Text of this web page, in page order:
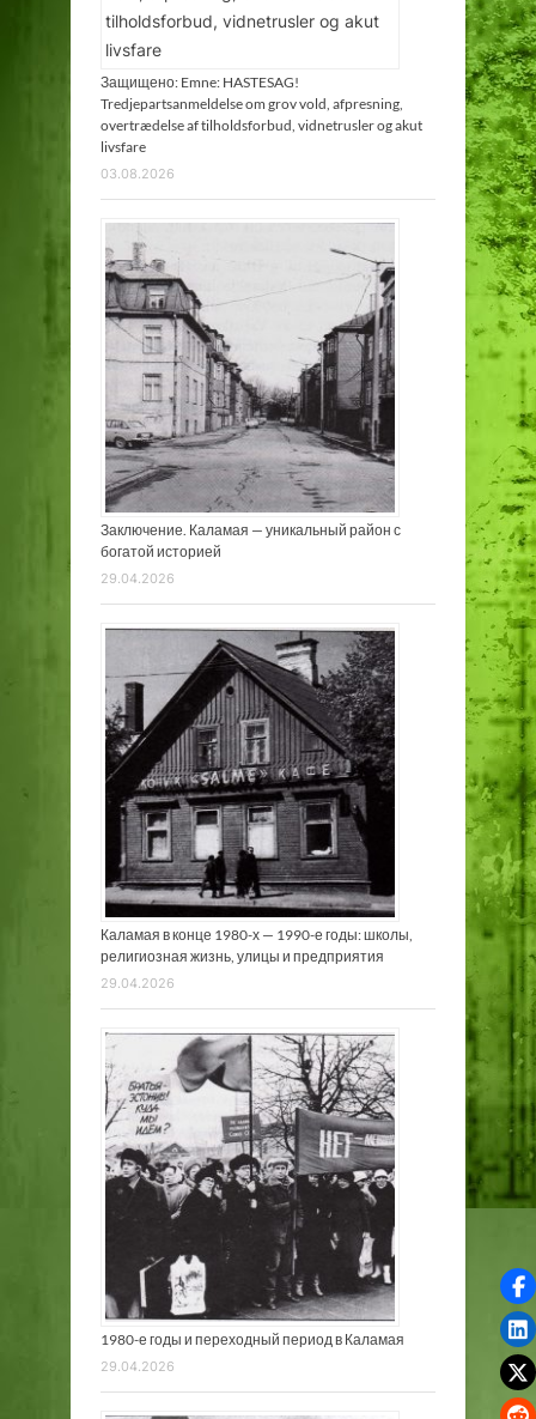
к
к
у
р
Защищено: Emne: HASTESAG!
Tredjepartsanmeldelse om grov vold, afpresning,
overtrædelse af tilholdsforbud, vidnetrusler og akut
livsfare
03.08.2026
Заключение. Каламая — уникальный район с
богатой историей
29.04.2026
Каламая в конце 1980-х — 1990-е годы: школы,
религиозная жизнь, улицы и предприятия
29.04.2026
1980-е годы и переходный период в Каламая
29.04.2026